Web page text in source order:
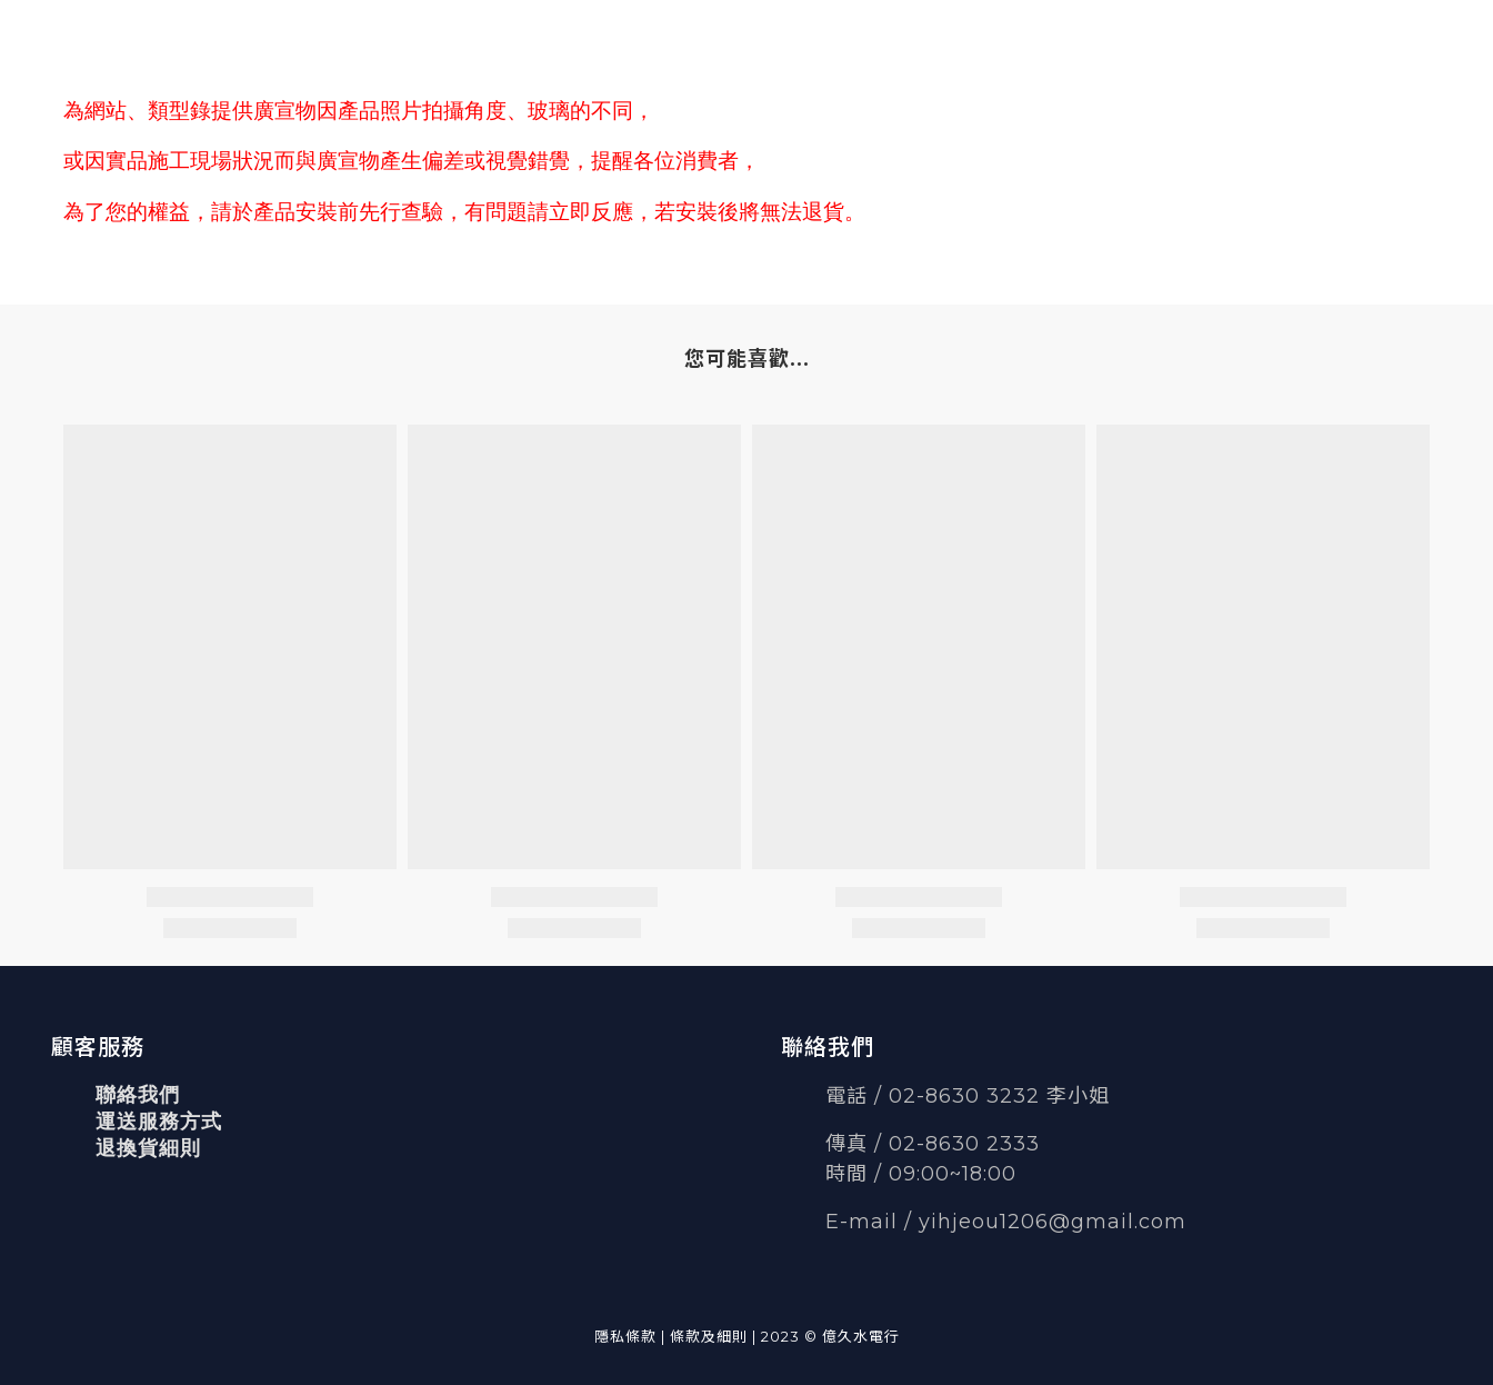
為網站、類型錄提供廣宣物因產品照片拍攝角度、玻璃的不同，
或因實品施工現場狀況而與廣宣物產生偏差或視覺錯覺，提醒各位消費者，
為了您的權益，請於產品安裝前先行查驗，有問題請立即反應，若安裝後將無法退貨。
您可能喜歡...
顧客服務
聯絡我們
運送服務方式
退換貨細則
聯絡我們
電話 / 02-8630 3232 李小姐
傳真 / 02-8630 2333
時間 / 09:00~18:00
E-mail / yihjeou1206@gmail.com
隱私條款 | 條款及細則 | 2023 © 億久水電行